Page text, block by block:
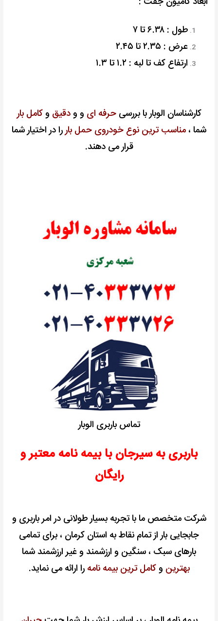
طول : ۶.۳۸ تا ۷
عرض : ۲.۳۵ تا ۲.۴۵
ارتفاع کف تا لبه : ۱.۲ تا ۱.۳
کارشناسان الوبار با بررسیحرفه ای و ودقیق وکامل بار
شما ، مناسب ترین نوع خودروی حمل باررا در اختیارشما
قرار می دهند.
تماس باربری الوبار
باربری به سیرجان با بیمه نامه معتبر و
رایگان
شرکت متخصص ما با تجربه بسیار طولانی در امر باربری و
جابجایی بار از تمام نقاط به استان کرمان ، برای تمامی
بارهای سبک ، سنگین و ارزشمند و غیر ارزشمند شما
بهترین وکامل ترین بیمه نامه را ارائه می نماید.